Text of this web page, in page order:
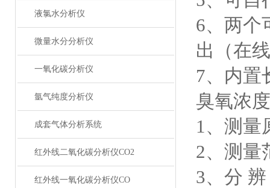
液氯水分析仪
微量水分分析仪
一氧化碳分析仪
氩气纯度分析仪
成套气体分析系统
红外线二氧化碳分析仪CO2
红外线一氧化碳分析仪CO
6、两个
出（在
7、内置
臭氧浓
1、测量
2、 测量
3、分